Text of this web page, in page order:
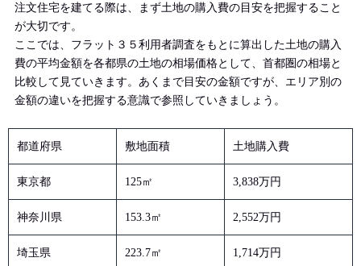
注文住宅を建てる際は、まず土地の購入費の目安を把握すること
が大切です。
ここでは、フラット３５利用者調査をもとに算出した土地の購入
費の平均金額を各都県の土地の相場価格として、首都圏の相場と
比較して見ていきます。あくまで目安の金額ですが、エリア別の
金額の違いを把握する意識で参照していきましょう。
都道府県 敷地面積 土地購入費
東京都 125㎡ 3,838万円
神奈川県 153.3㎡ 2,552万円
埼玉県 223.7㎡ 1,714万円